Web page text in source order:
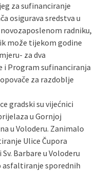
za sufinanciranje
osigurava sredstva u
radniku,
može tijekom godine
za dva
i Program sufinanciranja
za razdoblje
gradski su vijećnici
u Gornjoj
u Voloderu. Zanimalo
Ulice Čupora
Barbare u Voloderu
asfaltiranje sporednih